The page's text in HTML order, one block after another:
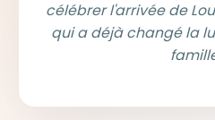
célébrer l'arrivée de
qui a déjà changé la